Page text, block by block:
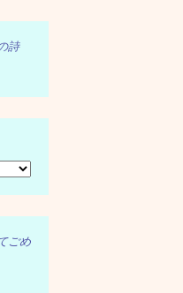
詩
ごめ